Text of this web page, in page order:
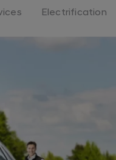
Electrification